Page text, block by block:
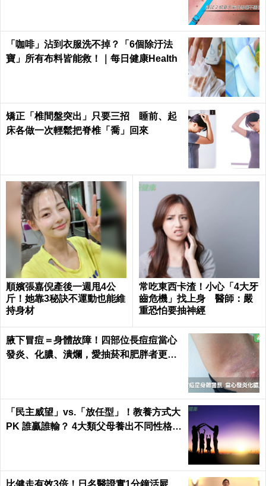
「咖啡」沾到衣服洗不掉？「6個除汙法
寶」所有布料皆能救！｜每日健康Health
矯正「椎間盤突出」只要三招 睡前、起
床各做一次輕鬆把脊椎「喬」回來
順嬪張嘉倪產後一週甩4公
斤！她靠3秘訣不運動也能維
持身材
常吃東西卡渣！小心「4大牙
齒危機」找上身 醫師：嚴
重恐怕要抽神經
腋下冒痘＝身體故障！四部位長痘痘當心
發炎、化膿、潰爛，愛抽菸和肥胖者更要
「民主威望」vs.「放任型」！教養方式大
PK 誰贏誰輸？ 4大類父母養出不同性格的